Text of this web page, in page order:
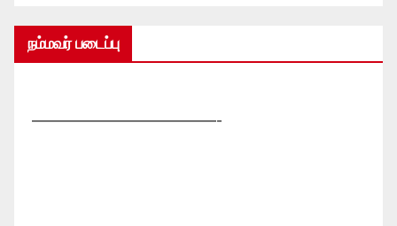
நம்மவர் படைப்பு
—————————————-